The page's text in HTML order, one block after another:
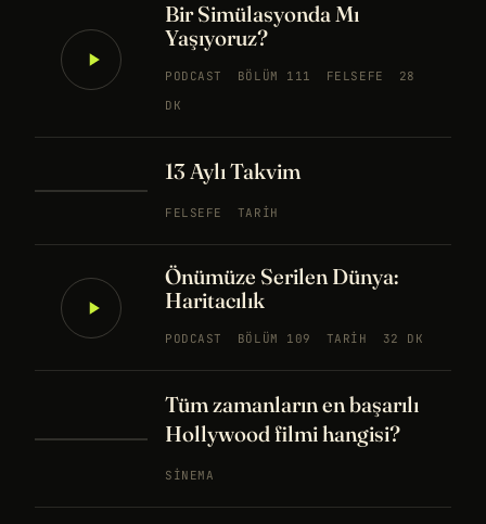
Bir Simülasyonda Mı
Yaşıyoruz?
PODCAST BÖLÜM 111 FELSEFE
28
DK
13 Aylı Takvim
FELSEFE TARIH
Önümüze Serilen Dünya:
Haritacılık
PODCAST BÖLÜM 109 TARIH 32 DK
Tüm zamanların en başarılı
Hollywood filmi hangisi?
SINEMA